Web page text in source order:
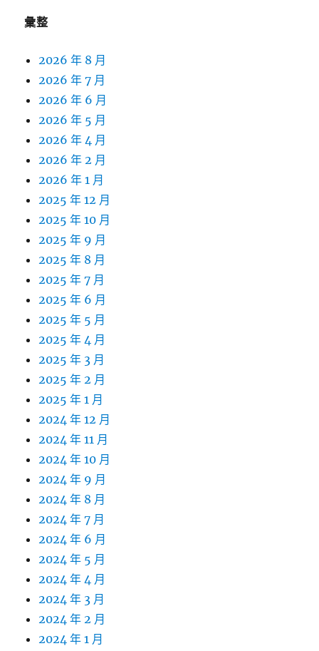
彙整
2026 年 8 月
2026 年 7 月
2026 年 6 月
2026 年 5 月
2026 年 4 月
2026 年 2 月
2026 年 1 月
2025 年 12 月
2025 年 10 月
2025 年 9 月
2025 年 8 月
2025 年 7 月
2025 年 6 月
2025 年 5 月
2025 年 4 月
2025 年 3 月
2025 年 2 月
2025 年 1 月
2024 年 12 月
2024 年 11 月
2024 年 10 月
2024 年 9 月
2024 年 8 月
2024 年 7 月
2024 年 6 月
2024 年 5 月
2024 年 4 月
2024 年 3 月
2024 年 2 月
2024 年 1 月